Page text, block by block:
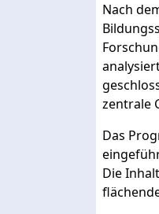
Nach
zentrale
Das
Die